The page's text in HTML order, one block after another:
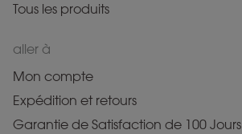
Tous les produits
aller à
Mon compte
Expédition et retours
Garantie de Satisfaction de 100 Jours